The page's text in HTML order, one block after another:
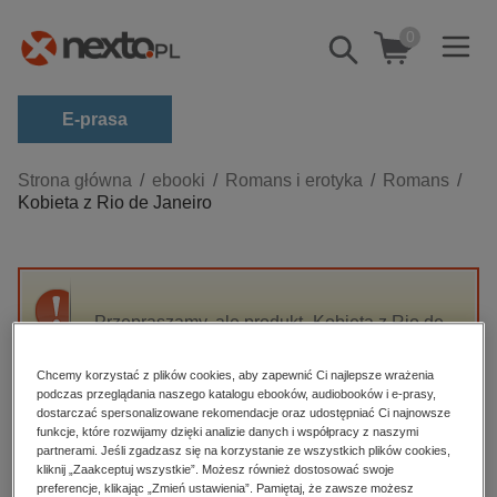
Pokaż/schowaj
wyszukiwarkę
0
E-prasa
Kategorie
Zobacz wszystkie E-prasa
budownictwo, aranżacja wnętrz
darmowe wydania
edukacja
hobby, sport, rozrywka
komputery, internet, technologie, informatyka
Strona główna ebooki Romans i erotyka
Romans
Kobieta z Rio de Janeiro
Przepraszamy, ale produkt „Kobieta z Rio de
High-contrast mode
Polecane
Chcemy korzystać z plików cookies, aby zapewnić Ci najlepsze wrażenia
podczas przeglądania naszego katalogu ebooków, audiobooków i e-prasy,
dostarczać spersonalizowane rekomendacje oraz udostępniać Ci najnowsze
funkcje, które rozwijamy dzięki analizie danych i współpracy z naszymi
partnerami. Jeśli zgadzasz się na korzystanie ze wszystkich plików cookies,
kliknij „Zaakceptuj wszystkie”. Możesz również dostosować swoje
preferencje, klikając „Zmień ustawienia”. Pamiętaj, że zawsze możesz